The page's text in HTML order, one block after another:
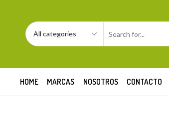
HOME MARCAS NOSOTROS CONTACTO